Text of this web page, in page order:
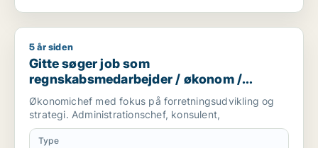
Gitte søger job som regnskabsmedarbejder / økonom /
5 år siden
Gitte søger job som
regnskabsmedarbejder / økonom /
direktør / hr-chef / lønspecialist
Økonomichef med fokus på forretningsudvikling og
strategi. Administrationschef, konsulent,
Type